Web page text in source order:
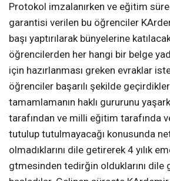
Protokol imzalanırken ve eğitim
garantisi verilen bu öğrenciler
başı yaptırılarak bünyelerine
öğrencilerden her hangi bir belge
için hazırlanması greken evraklar
öğrenciler başarılı şekilde
tamamlamanın haklı gururunu
tarafından ve milli eğitim tarafında
tutulup tutulmayacağı konusunda
olmadıklarını dile getirerek 4 yılık
gtmesinden tedirğin olduklarını dile